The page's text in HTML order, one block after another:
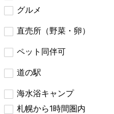
グルメ
直売所（野菜・卵）
ペット同伴可
道の駅
海水浴キャンプ
札幌から1時間圏内